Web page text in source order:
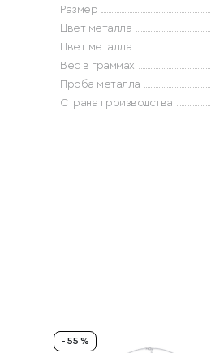
Размер
Цвет металла
Цвет металла
Вес в граммах
Проба металла
Страна производства
- 55 %